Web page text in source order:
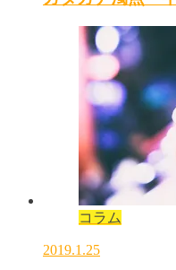
コラム
2019.1.25